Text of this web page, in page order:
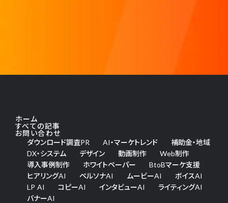
ホーム
すべての記事
お問い合わせ
ダウンロード調査PR
AI・マーケトレンド
補助金・地域
DX・システム
デザイン 動画制作
Web制作
導入事例制作
ホワイトペーパー
BtoBマーケ支援
ヒアリングAI
ペルソナAI ムービーAI
ボイスAI
LP AI
コピーAI インタビューAI
ライティングAI
バナーAI